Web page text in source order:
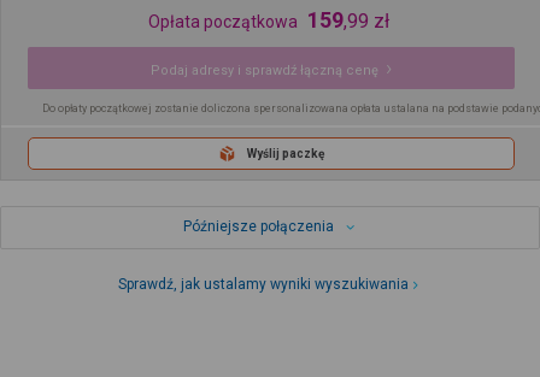
Opłata początkowa 159,99 zł
Podaj adresy i sprawdź łączną cenę
Do opłaty początkowej zostanie doliczona spersonalizowana opłata ustalana na podstawie
Wyślij paczkę
Późniejsze połączenia
Sprawdź, jak ustalamy wyniki wyszukiwania